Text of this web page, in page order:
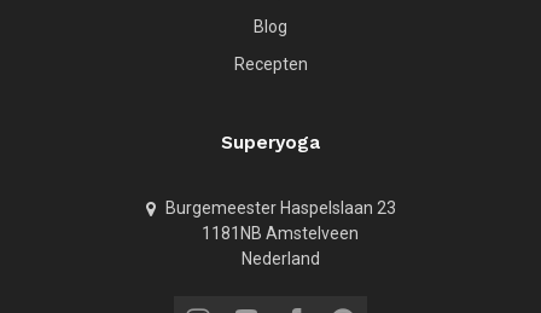
Blog
Recepten
Superyoga
Burgemeester Haspelslaan 23
1181NB Amstelveen
Nederland